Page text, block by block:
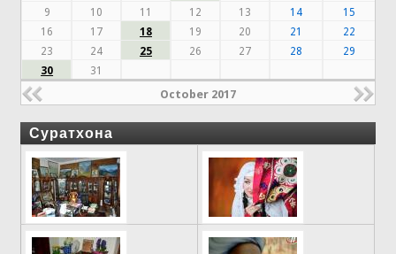
9
10 11 12 13 14
15
16
17 18 19 20 21
22
23
24 25 26 27 28
29
30
31
October 2017
Суратхона